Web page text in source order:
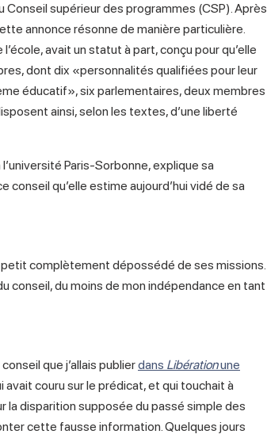
supérieur des programmes (CSP). Après
annonce résonne de manière particulière.
avait un statut à part, conçu pour qu’elle
dont dix «personnalités qualifiées pour leur
éducatif», six parlementaires, deux membres
ainsi, selon les textes, d’une liberté
Paris-Sorbonne, explique sa
conseil qu’elle estime aujourd’hui vidé de sa
petit complètement dépossédé de ses missions.
conseil, du moins de mon indépendance en tant
que j’allais publierdans Libérationune
avait couru sur le prédicat, et qui touchait à
la disparition supposée du passé simple des
cette fausse information. Quelques jours